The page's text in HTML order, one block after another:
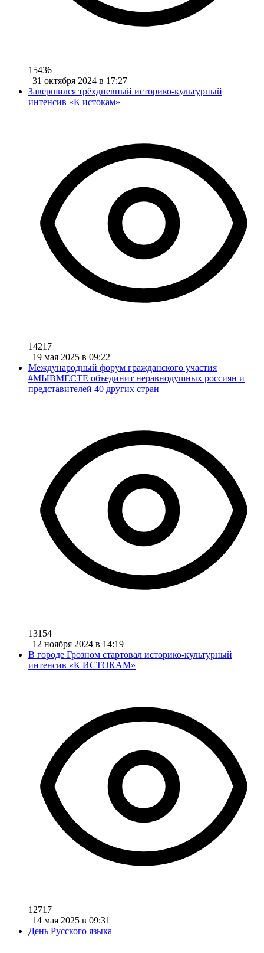
15436
| 31 октября 2024 в 17:27
Завершился трёхдневный историко-культурный
интенсив «К истокам»
14217
| 19 мая 2025 в 09:22
Международный форум гражданского участия
#МЫВМЕСТЕ объединит неравнодушных россиян и
представителей 40 других стран
13154
| 12 ноября 2024 в 14:19
В городе Грозном стартовал историко-культурный
интенсив «К ИСТОКАМ»
12717
| 14 мая 2025 в 09:31
День Русского языка